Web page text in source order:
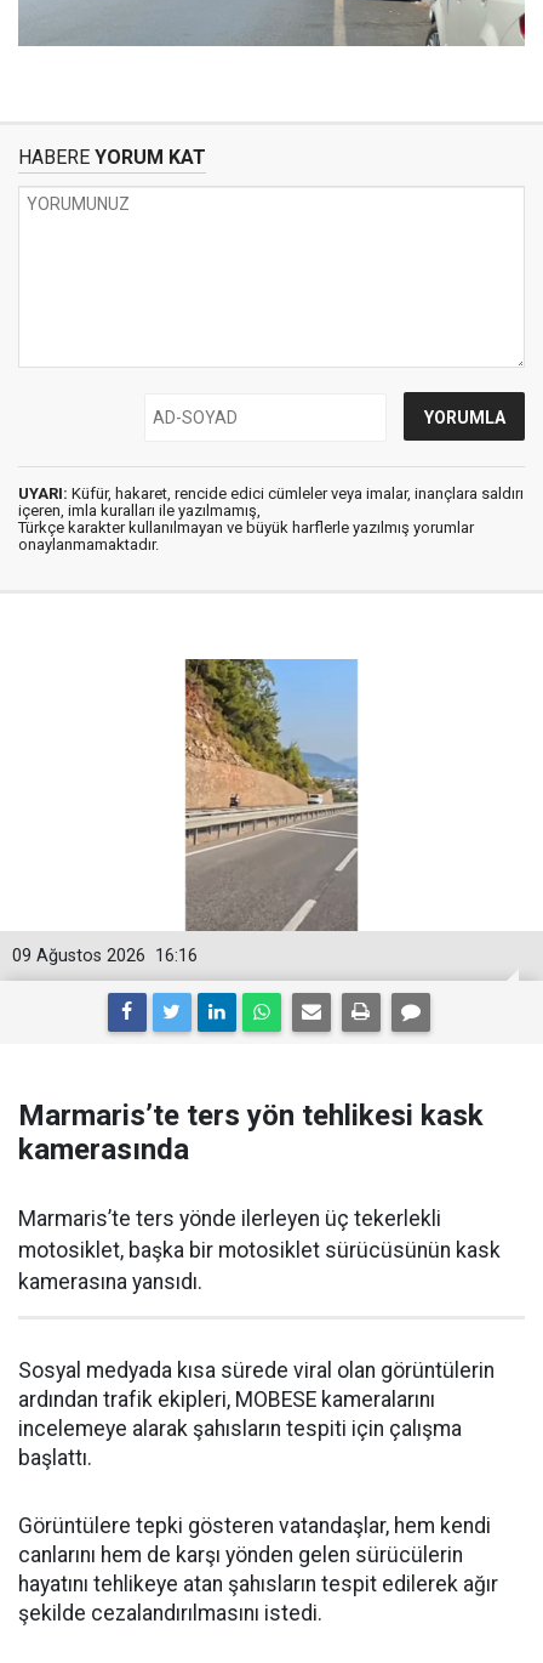
HABERE YORUM KAT
UYARI: Küfür, hakaret, rencide edici cümleler veya imalar, inançlara saldırı
içeren, imla kuralları ile yazılmamış,
Türkçe karakter kullanılmayan ve büyük harflerle yazılmış yorumlar
onaylanmamaktadır.
16:16
09 Ağustos 2026
Marmaris’te ters yön tehlikesi kask
kamerasında
Marmaris’te ters yönde ilerleyen üç tekerlekli
motosiklet, başka bir motosiklet sürücüsünün kask
kamerasına yansıdı.
Sosyal medyada kısa sürede viral olan görüntülerin
ardından trafik ekipleri, MOBESE kameralarını
incelemeye alarak şahısların tespiti için çalışma
başlattı.
Görüntülere tepki gösteren vatandaşlar, hem kendi
canlarını hem de karşı yönden gelen sürücülerin
hayatını tehlikeye atan şahısların tespit edilerek ağır
şekilde cezalandırılmasını istedi.